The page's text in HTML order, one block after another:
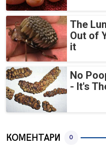
The
Out of
it
No
- It's
КОМЕНТАРИ 0